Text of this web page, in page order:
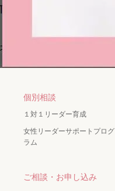
個別相談
１対１リーダー育成
女性リーダーサポートプログ
ラム
ご相談・お申し込み